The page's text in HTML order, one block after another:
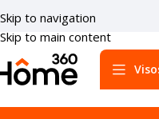
Skip to navigation
Skip to main content